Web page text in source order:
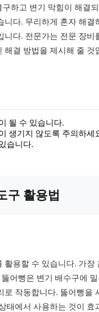
하고 변기 막힘이 해결
니다. 무리하게 혼자 해결
니다. 전문가는 전문 장비
해결 방법을 제시해 줄 것
될 수 있습니다.
생기지 않도록 주의하세
습니다.
구 활용법
활용할 수 있습니다. 가장
어뻥은 변기 배수구에
로 작동합니다. 뚫어뻥을
태에서 사용하는 것이 효